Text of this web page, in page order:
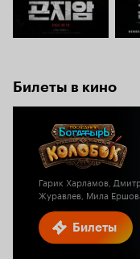
Билеты в кино
Билеты
Гарик Харламов,
Журавлев, Мила